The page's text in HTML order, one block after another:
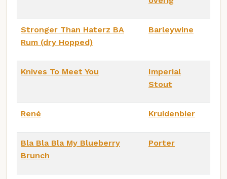
Stronger Than Haterz BA
Rum (dry Hopped)
Barleywine
Knives To Meet You
Imperial
Stout
René Kruidenbier
Bla Bla Bla My Blueberry
Brunch
Porter